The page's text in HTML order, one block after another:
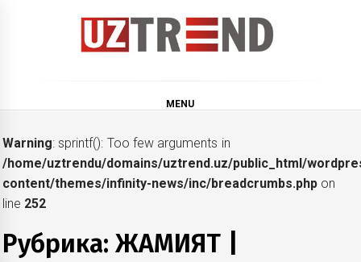
MENU
Warning: sprintf(): Too few arguments in
/home/uztrendu/domains/uztrend.uz/public_html/
content/themes/infinity-news/inc/breadcrumbs.php on
line 252
Рубрика:ЖАМИЯТ |